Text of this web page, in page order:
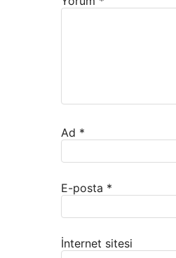
Ad *
E-posta *
İnternet sitesi